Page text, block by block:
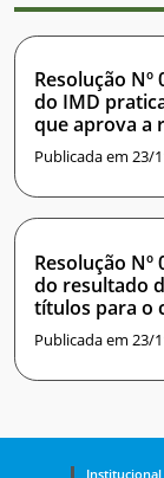
Resolução
do IMD
que aprova a
visitante.
Publicada em 23/
Resolução Nº
do resultado
títulos para o
Ensino
Matemática
Publicada em 23/
Institucional